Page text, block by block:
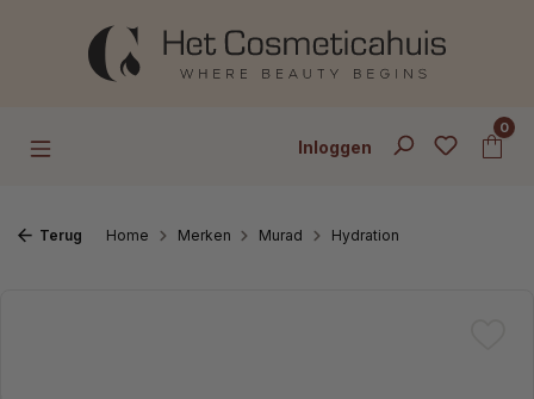
Ga naar de hoofdinhoud
Inloggen
0
Terug Home Merken Murad Hydration